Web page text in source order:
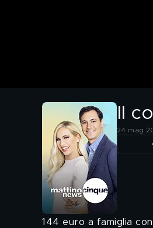
Il
24 mag
144 euro a famiglia